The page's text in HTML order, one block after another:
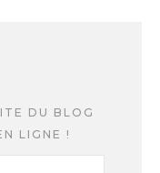
DU BLOG
LIGNE !